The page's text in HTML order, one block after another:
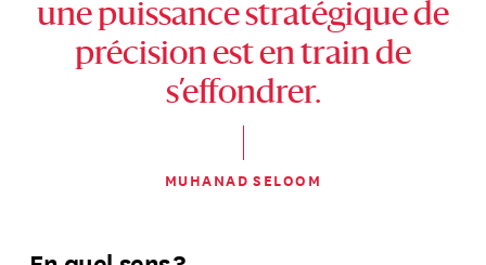
une puissance stratégique de
précision est en train de
s’effondrer.
MUHANAD SELOOM